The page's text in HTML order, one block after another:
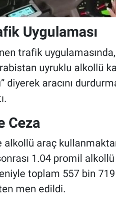
Uygulaması
trafik
uyruklu alkollü
diyerek aracını
Ceza
alkollü araç
1.04 promil
toplam 557 bin 719
men edildi.